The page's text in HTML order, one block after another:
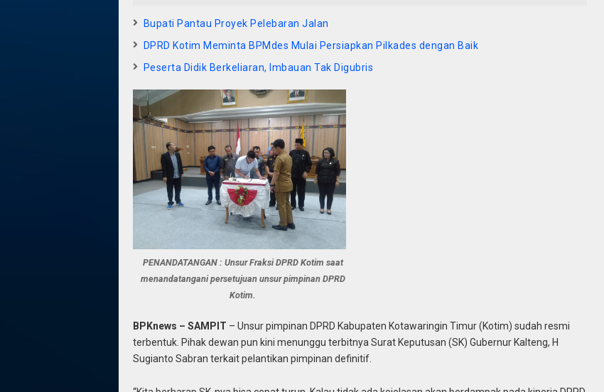
Bupati Pantau Proyek Pelebaran Jalan
DPRD Kotim Meminta BPMdes Mulai Persiapkan Pilkades dengan Baik
Peserta Didik Berkeliaran, Imbauan Tak Digubris
PENANDATANGAN : Unsur Fraksi DPRD Kotim saat
menandatangani persetujuan unsur pimpinan DPRD
Kotim.
BPKnews – SAMPIT – Unsur pimpinan DPRD Kabupaten Kotawaringin Timur (Kotim) sudah resmi
terbentuk. Pihak dewan pun kini menunggu terbitnya Surat Keputusan (SK) Gubernur Kalteng, H
Sugianto Sabran terkait pelantikan pimpinan definitif.